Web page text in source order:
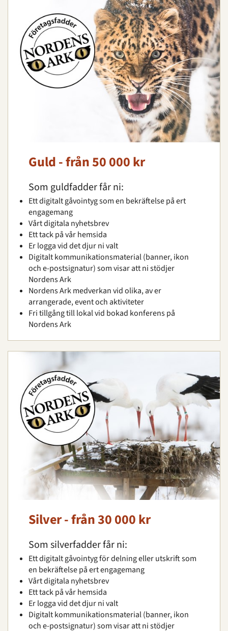
Guld - från 50 000 kr
Som guldfadder får ni:
Ett digitalt gåvointyg som en bekräftelse på ert
engagemang
Vårt digitala nyhetsbrev
Ett tack på vår hemsida
Er logga vid det djur ni valt
Digitalt kommunikationsmaterial (banner, ikon
och e-postsignatur) som visar att ni stödjer
Nordens Ark
Nordens Ark medverkan vid olika, av er
arrangerade, event och aktiviteter
Fri tillgång till lokal vid bokad konferens på
Nordens Ark
Silver - från 30 000 kr
Som silverfadder får ni:
Ett digitalt gåvointyg för delning eller utskrift som
en bekräftelse på ert engagemang
Vårt digitala nyhetsbrev
Ett tack på vår hemsida
Er logga vid det djur ni valt
Digitalt kommunikationsmaterial (banner, ikon
och e-postsignatur) som visar att ni stödjer